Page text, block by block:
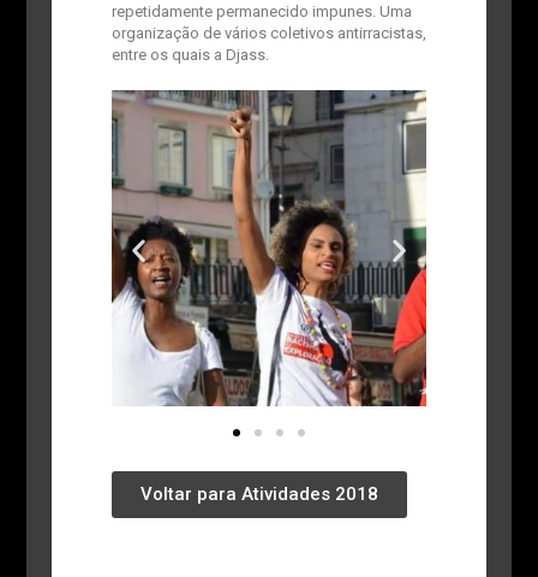
repetidamente permanecido impunes. Uma
organização de vários coletivos antirracistas,
entre os quais a Djass.
Voltar para Atividades 2018